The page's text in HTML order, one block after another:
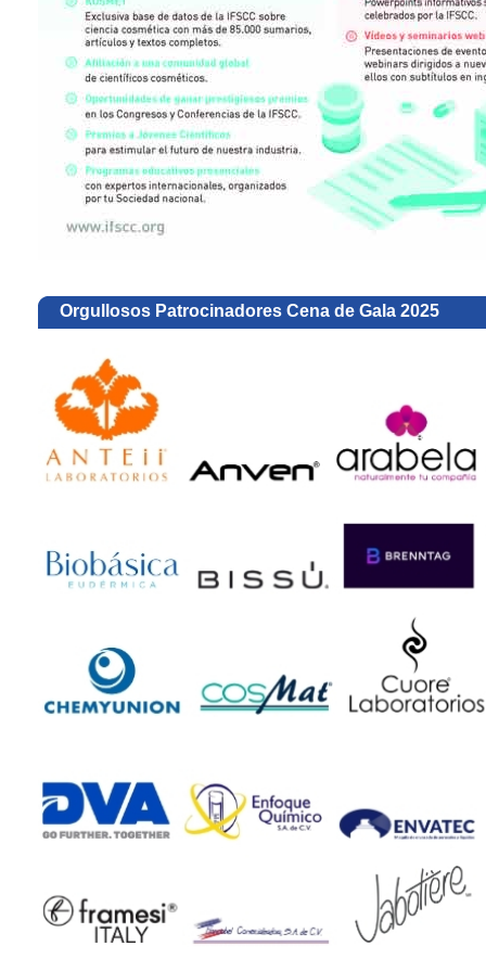
Orgullosos Patrocinadores Cena de Gala 2025